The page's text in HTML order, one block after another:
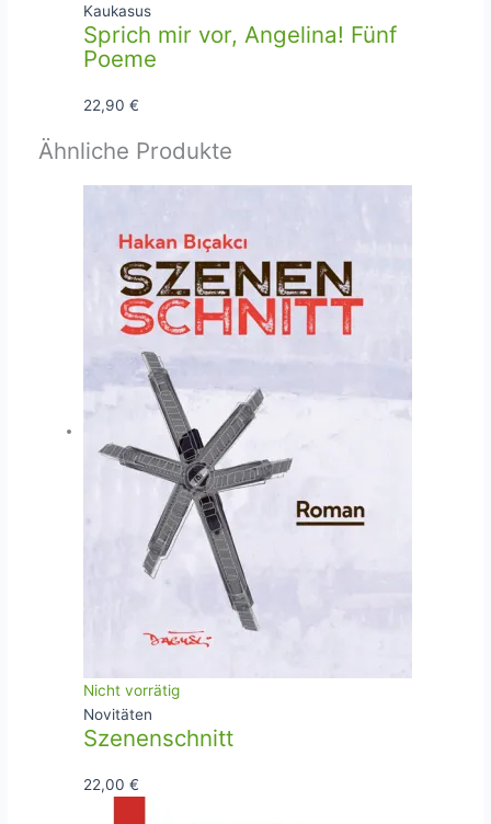
Kaukasus
Sprich mir vor, Angelina! Fünf
Poeme
22,90 €
Ähnliche Produkte
Nicht vorrätig
Novitäten
Szenenschnitt
22,00 €